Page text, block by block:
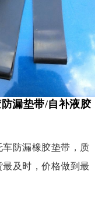
漏垫带/自补液胶
防漏橡胶垫带，质
及时，价格做到最